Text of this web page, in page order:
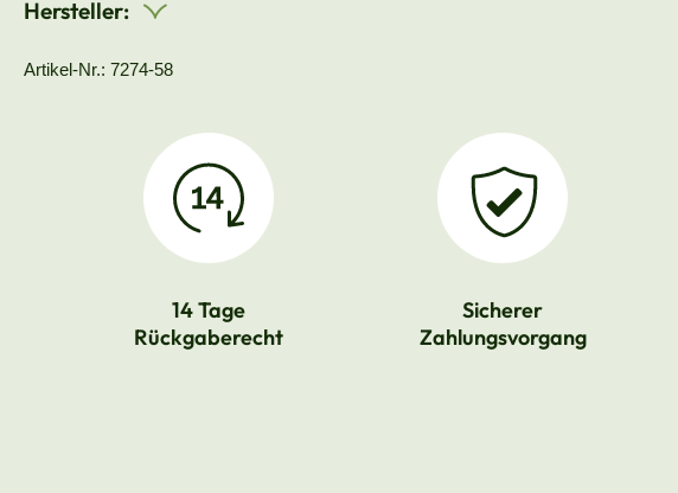
Hersteller:
Artikel-Nr.: 7274-58
14 Tage
Rückgaberecht
Sicherer
Zahlungsvorgang